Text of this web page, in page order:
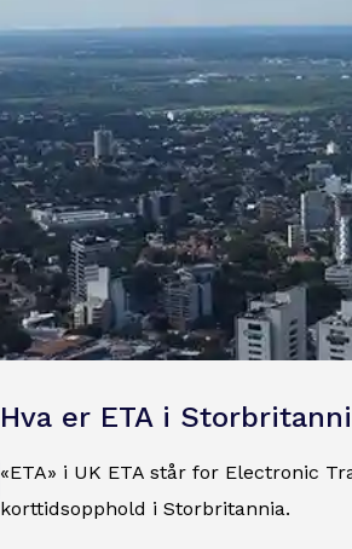
Hva er ETA i
«ETA» i UK ETA står for Electronic
korttidsopphold i Storbritannia.